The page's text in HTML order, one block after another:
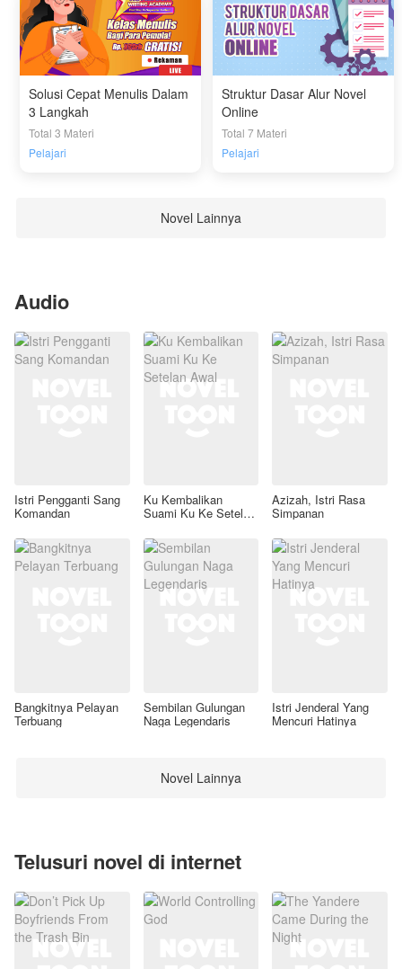
Solusi Cepat Menulis Dalam
3 Langkah
Total 3 Materi
Pelajari
Struktur Dasar Alur Novel
Online
Total 7 Materi
Pelajari
Novel Lainnya
Audio
Istri Pengganti Sang
Komandan
Ku Kembalikan
Suami Ku Ke Setelan
Azizah, Istri Rasa
Simpanan
Bangkitnya Pelayan
Terbuang
Sembilan Gulungan
Naga Legendaris
Istri Jenderal Yang
Mencuri Hatinya
Novel Lainnya
Telusuri novel di internet